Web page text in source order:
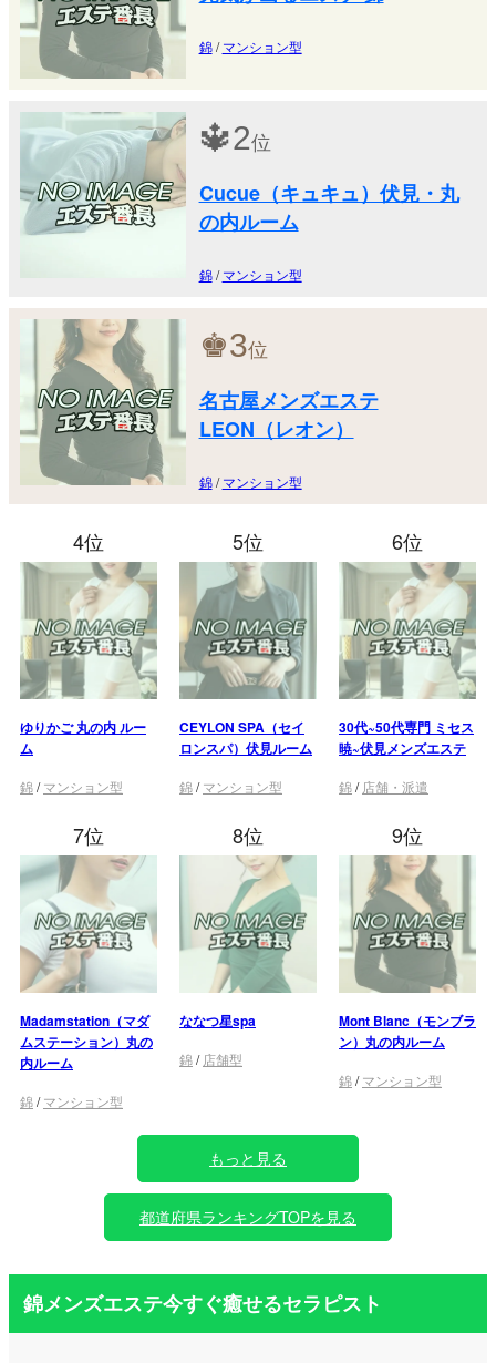
錦/マンション型
🔱2位
Cucue（キュキュ）伏見・丸
の内ルーム
錦/マンション型
♚3位
名古屋メンズエステ
LEON（レオン）
錦/マンション型
4位
ゆりかご 丸の内 ルー
ム
錦/マンション型
5位
CEYLON SPA（セイ
ロンスパ）伏見ルーム
錦/マンション型
6位
30代~50代専門 ミセス
暁~伏見メンズエステ
錦/ 店舗・派遣
7位
Madamstation（マダ
ムステーション）丸の
内ルーム
錦/マンション型
8位
ななつ星spa
錦/ 店舗型
9位
Mont Blanc（モンブラ
ン）丸の内ルーム
錦/マンション型
もっと見る
都道府県ランキングTOPを見る
錦メンズエステ今すぐ癒せるセラピスト